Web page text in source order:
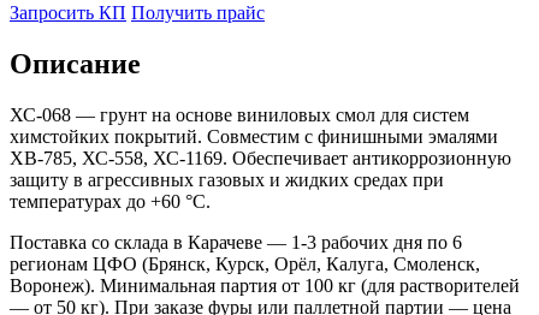
Запросить КП Получить прайс
Описание
ХС-068 — грунт на основе виниловых смол для систем
химстойких покрытий. Совместим с финишными эмалями
ХВ-785, ХС-558, ХС-1169. Обеспечивает антикоррозионную
защиту в агрессивных газовых и жидких средах при
температурах до +60 °C.
Поставка со склада в Карачеве — 1-3 рабочих дня по 6
регионам ЦФО (Брянск, Курск, Орёл, Калуга, Смоленск,
Воронеж). Минимальная партия от 100 кг (для растворителей
— от 50 кг). При заказе фуры или паллетной партии — цена